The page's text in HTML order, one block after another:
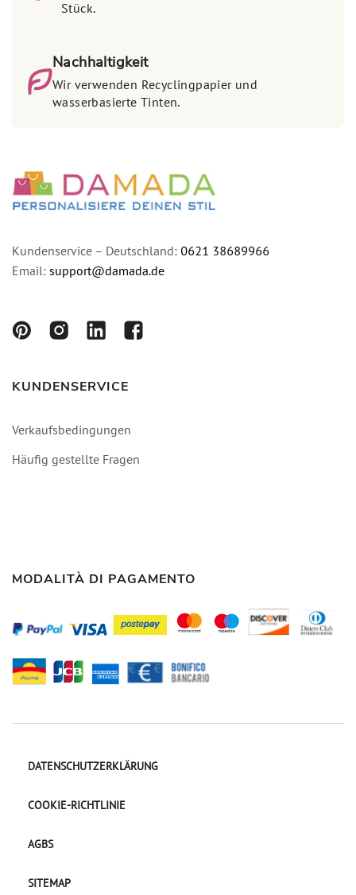
Stück.
Nachhaltigkeit
Wir verwenden Recyclingpapier und
wasserbasierte Tinten.
Kundenservice – Deutschland: 0621 38689966
Email: support@damada.de
KUNDENSERVICE
Verkaufsbedingungen
Häufig gestellte Fragen
MODALITÀ DI PAGAMENTO
DATENSCHUTZERKLÄRUNG
COOKIE-RICHTLINIE
AGBS
SITEMAP